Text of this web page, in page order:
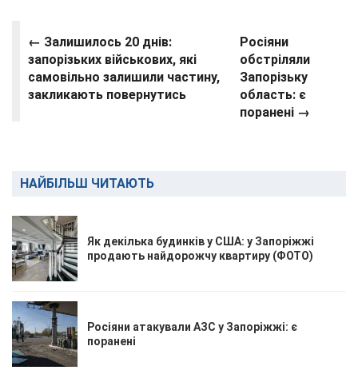
← Залишилось 20 днів:
запорізьких військових, які
самовільно залишили частину,
закликають повернутись
Росіяни
обстріляли
Запорізьку
область: є
поранені →
НАЙБІЛЬШ ЧИТАЮТЬ
Як декілька будинків у США: у Запоріжжі
продають найдорожчу квартиру (ФОТО)
Росіяни атакували АЗС у Запоріжжі: є
поранені